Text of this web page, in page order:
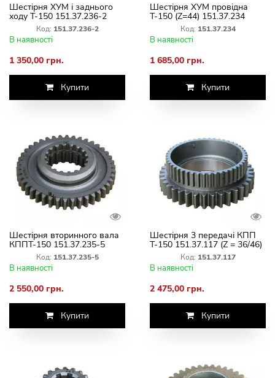
Шестірня ХУМ і заднього
ходу Т-150 151.37.236-2
Код: 151.37.236-2
В наявності
1 350,00 грн.
Купити
Шестірня ХУМ провідна
Т-150 (Z=44) 151.37.234
Код: 151.37.234
В наявності
1 685,00 грн.
Купити
Шестірня вторинного вала
КППТ-150 151.37.235-5
(Z=42/18)Код: 151.37.235-5
В наявності
2 550,00 грн.
Купити
Шестірня 3 передачі КПП
Т-150 151.37.117 (Z = 36/46)
вторинного вала
Код: 151.37.117
В наявності
2 475,00 грн.
Купити